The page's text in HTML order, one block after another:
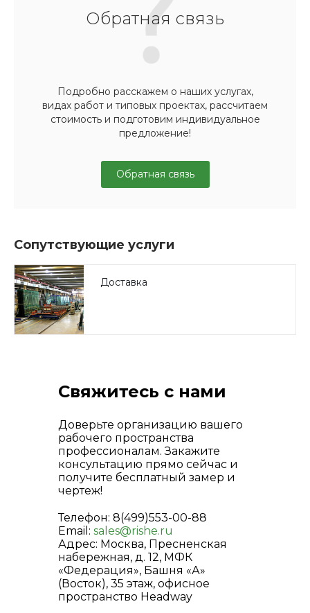
Обратная связь
Подробно расскажем о наших услугах,
видах работ и типовых проектах, рассчитаем
стоимость и подготовим индивидуальное
предложение!
Обратная связь
Сопутствующие услуги
Доставка
Доверьте организацию вашего
рабочего пространства
профессионалам. Закажите
консультацию прямо сейчас и
получите бесплатный замер и
чертеж!
Телефон: 8(499)553-00-88
Email: sales@rishe.ru
Адрес: Москва, Пресненская
набережная, д. 12, МФК
«Федерация», Башня «А»
(Восток), 35 этаж, офисное
пространство Headway
Свяжитесь с нами